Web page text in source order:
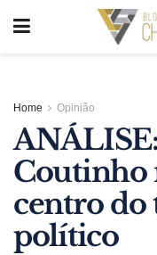
Home Opinião
Coutinho
centro
político